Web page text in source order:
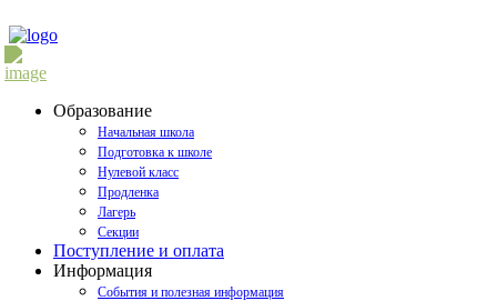
Образование
Начальная школа
Подготовка к школе
Нулевой класс
Продленка
Лагерь
Секции
Поступление и оплата
Информация
События и полезная информация